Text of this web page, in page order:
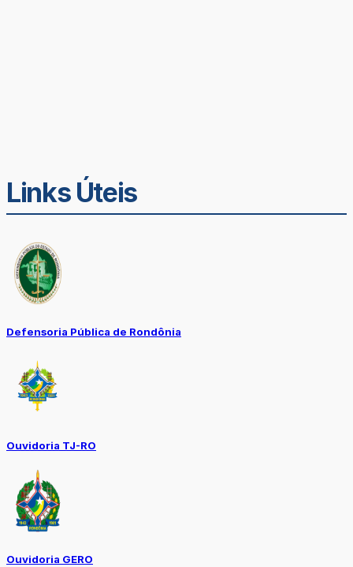
Links Úteis
Defensoria Pública de Rondônia
Ouvidoria TJ-RO
Ouvidoria GERO